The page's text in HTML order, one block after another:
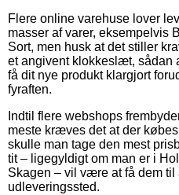
Flere online varehuse lover
masser af varer, eksempelvis
Sort, men husk at det stiller
et angivent klokkeslæt, sådan
få dit nye produkt klargjort
fyraften.
Indtil flere webshops
meste kræves det at der
skulle man tage den mest
tit – ligegyldigt om man er i
Skagen – vil være at få dem til
udleveringssted.